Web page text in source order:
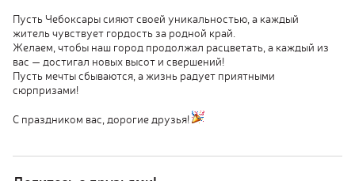
Пусть Чебоксары сияют своей уникальностью, а каждый
житель чувствует гордость за родной край.
Желаем, чтобы наш город продолжал расцветать, а каждый из
вас — достигал новых высот и свершений!
Пусть мечты сбываются, а жизнь радует приятными
сюрпризами!
С праздником вас, дорогие друзья!